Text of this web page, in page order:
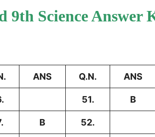
9th Science Answer
ANS Q.N. ANS
51. B
B 52.